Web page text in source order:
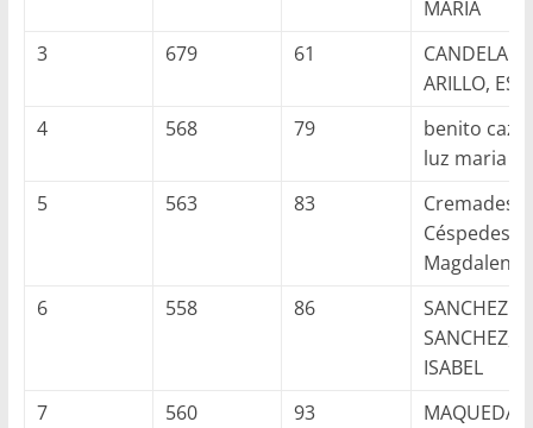
MARIA
3
679 61
CANDELA
ARILLO,
4
568 79
benito
luz maria
5
563 83
Cremades
Céspedes,
Magdalena
6
558 86
SANCHEZ
SANCHEZ,
ISABEL
7
560 93
MAQUEDA